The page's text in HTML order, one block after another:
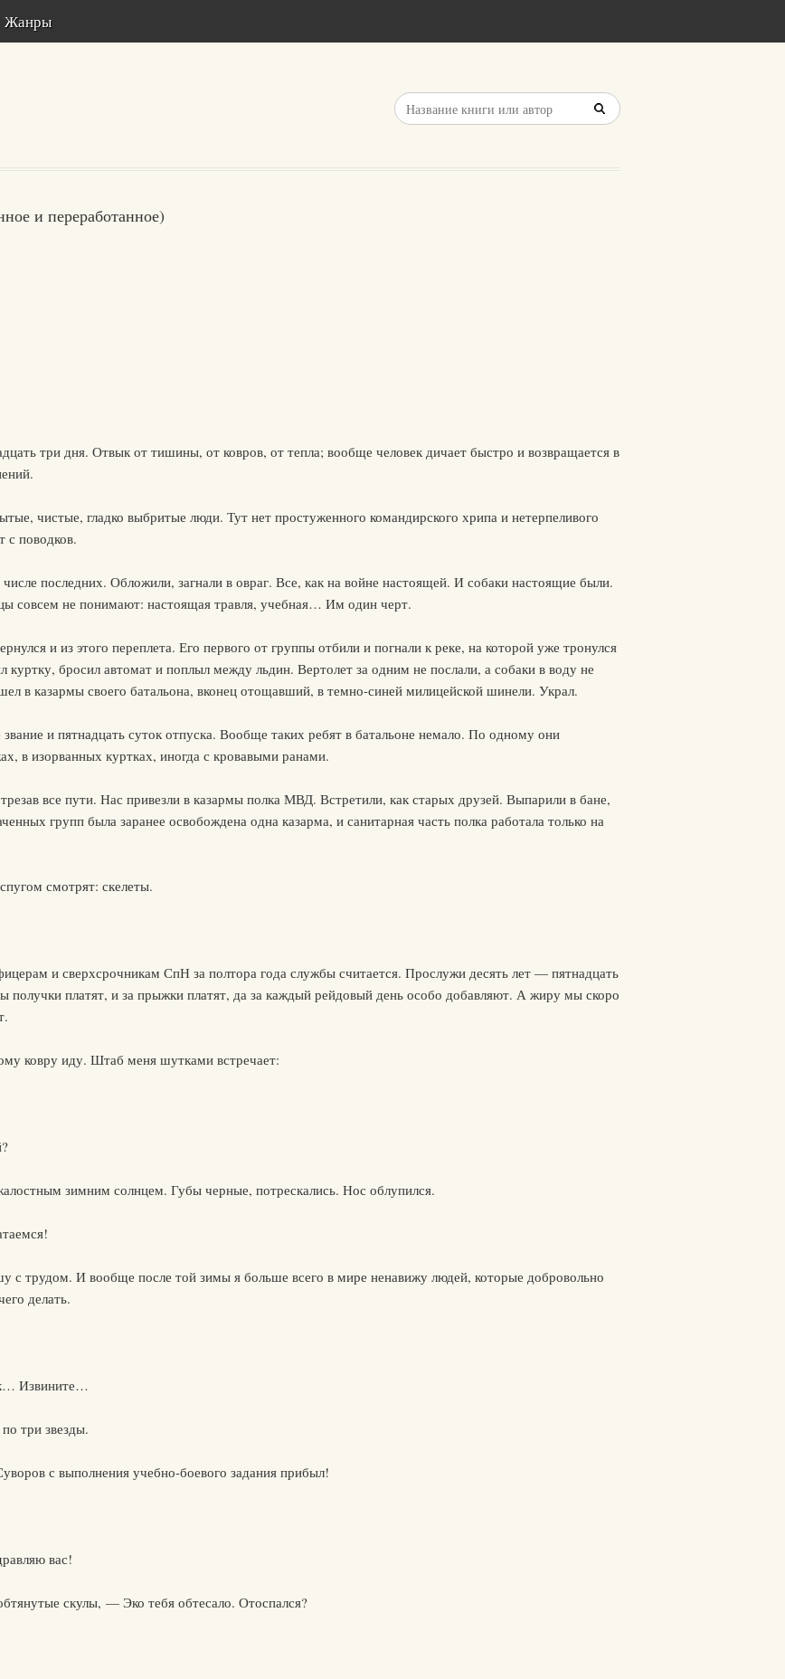
Жанры
и переработанное)
три дня. Отвык от тишины, от ковров, от тепла; вообще человек дичает быстро и возвращается в
чистые, гладко выбритые люди. Тут нет простуженного командирского хрипа и нетерпеливого
с поводков.
последних. Обложили, загнали в овраг. Все, как на войне настоящей. И собаки настоящие были.
совсем не понимают: настоящая травля, учебная… Им один черт.
и из этого переплета. Его первого от группы отбили и погнали к реке, на которой уже тронулся
бросил автомат и поплыл между льдин. Вертолет за одним не послали, а собаки в воду не
в казармы своего батальона, вконец отощавший, в темно-синей милицейской шинели. Украл.
и пятнадцать суток отпуска. Вообще таких ребят в батальоне немало. По одному они
в изорванных куртках, иногда с кровавыми ранами.
все пути. Нас привезли в казармы полка МВД. Встретили, как старых друзей. Выпарили в бане,
групп была заранее освобождена одна казарма, и санитарная часть полка работала только на
смотрят: скелеты.
и сверхсрочникам СпН за полтора года службы считается. Прослужи десять лет — пятнадцать
получки платят, и за прыжки платят, да за каждый рейдовый день особо добавляют. А жиру мы скоро
ковру иду. Штаб меня шутками встречает:
зимним солнцем. Губы черные, потрескались. Нос облупился.
с трудом. И вообще после той зимы я больше всего в мире ненавижу людей, которые добровольно
делать.
Извините…
три звезды.
с выполнения учебно-боевого задания прибыл!
вас!
скулы, — Эко тебя обтесало. Отоспался?